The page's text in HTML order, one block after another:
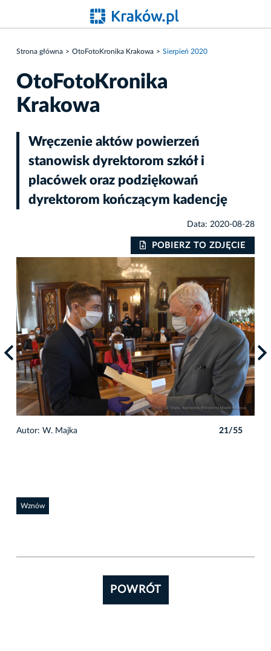
Strona główna OtoFotoKronika Krakowa Sierpień 2020
OtoFotoKronika
Krakowa
Wręczenie aktów powierzeń
stanowisk dyrektorom szkół i
placówek oraz podziękowań
dyrektorom kończącym kadencję
Data: 2020-08-28
POBIERZ TO ZDJĘCIE
Autor: W. Majka 21/55
Wznów
POWRÓT